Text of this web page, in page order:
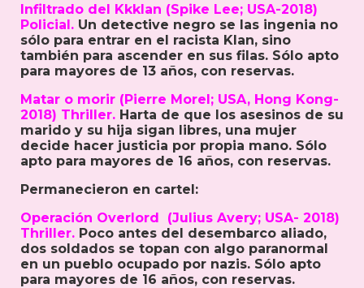
Infiltrado del Kkklan (Spike Lee; USA-2018)
Policial. Un detective negro se las ingenia no
sólo para entrar en el racista Klan, sino
también para ascender en sus filas. Sólo apto
para mayores de 13 años, con reservas.
Matar o morir (Pierre Morel; USA, Hong Kong-
2018) Thriller. Harta de que los asesinos de su
marido y su hija sigan libres, una mujer
decide hacer justicia por propia mano. Sólo
apto para mayores de 16 años, con reservas.
Permanecieron en cartel:
Operación Overlord (Julius Avery; USA- 2018)
Thriller. Poco antes del desembarco aliado,
dos soldados se topan con algo paranormal
en un pueblo ocupado por nazis. Sólo apto
para mayores de 16 años, con reservas.